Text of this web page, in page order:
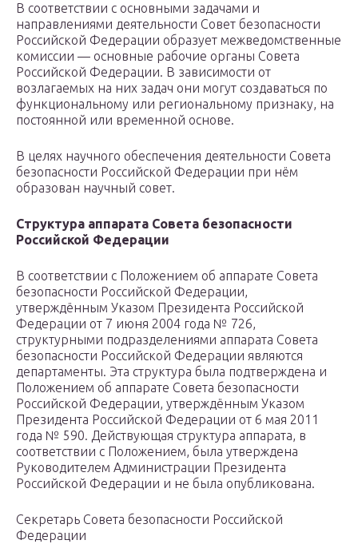
В соответствии с основными задачами и
направлениями деятельности Совет безопасности
Российской Федерации образует межведомственные
комиссии — основные рабочие органы Совета
Российской Федерации. В зависимости от
возлагаемых на них задач они могут создаваться по
функциональному или региональному признаку, на
постоянной или временной основе.
В целях научного обеспечения деятельности Совета
безопасности Российской Федерации при нём
образован научный совет.
Структура аппарата Совета безопасности
Российской Федерации
В соответствии с Положением об аппарате Совета
безопасности Российской Федерации,
утверждённым Указом Президента Российской
Федерации от 7 июня 2004 года № 726,
структурными подразделениями аппарата Совета
безопасности Российской Федерации являются
департаменты. Эта структура была подтверждена и
Положением об аппарате Совета безопасности
Российской Федерации, утверждённым Указом
Президента Российской Федерации от 6 мая 2011
года № 590. Действующая структура аппарата, в
соответствии с Положением, была утверждена
Руководителем Администрации Президента
Российской Федерации и не была опубликована.
Секретарь Совета безопасности Российской
Федерации